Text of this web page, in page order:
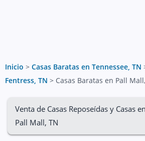
Inicio > Casas Baratas en Tennessee, TN
Fentress, TN > Casas Baratas en Pall
Venta de Casas Reposeídas y Casas
Pall Mall, TN